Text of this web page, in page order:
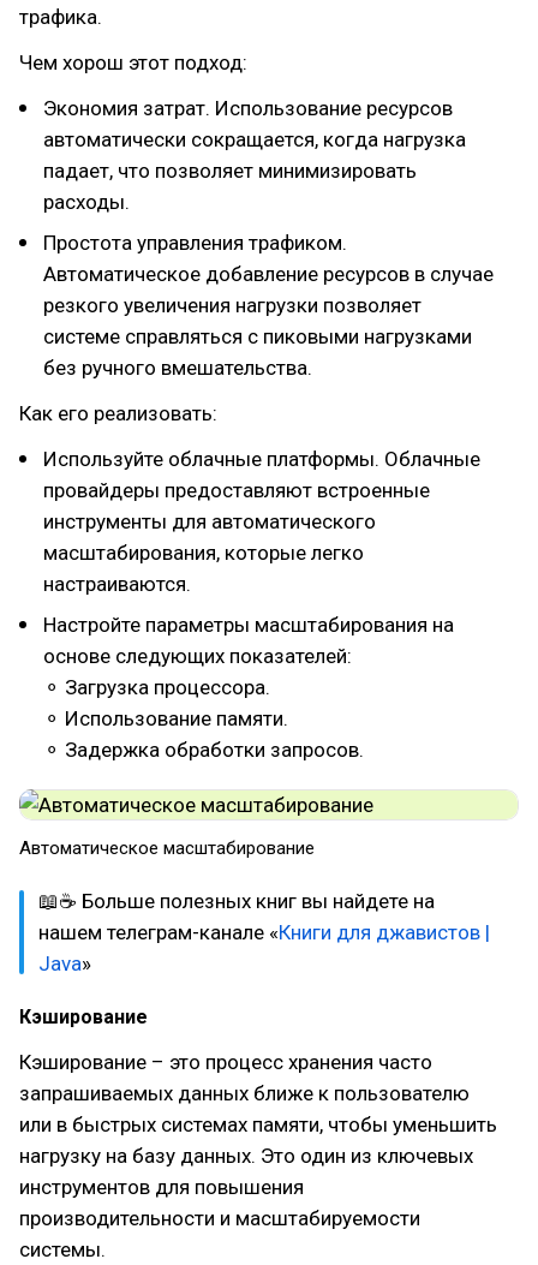
трафика.
Чем хорош этот подход:
Экономия затрат. Использование ресурсов
автоматически сокращается, когда нагрузка
падает, что позволяет минимизировать
расходы.
Простота управления трафиком.
Автоматическое добавление ресурсов в случае
резкого увеличения нагрузки позволяет
системе справляться с пиковыми нагрузками
без ручного вмешательства.
Как его реализовать:
Используйте облачные платформы. Облачные
провайдеры предоставляют встроенные
инструменты для автоматического
масштабирования, которые легко
настраиваются.
Настройте параметры масштабирования на
основе следующих показателей:
⚬ Загрузка процессора.
⚬ Использование памяти.
⚬ Задержка обработки запросов.
Автоматическое масштабирование
📖☕ Больше полезных книг вы найдете на
нашем телеграм-канале «Книги для джавистов |
Java»
Кэширование
Кэширование – это процесс хранения часто
запрашиваемых данных ближе к пользователю
или в быстрых системах памяти, чтобы уменьшить
нагрузку на базу данных. Это один из ключевых
инструментов для повышения
производительности и масштабируемости
системы.